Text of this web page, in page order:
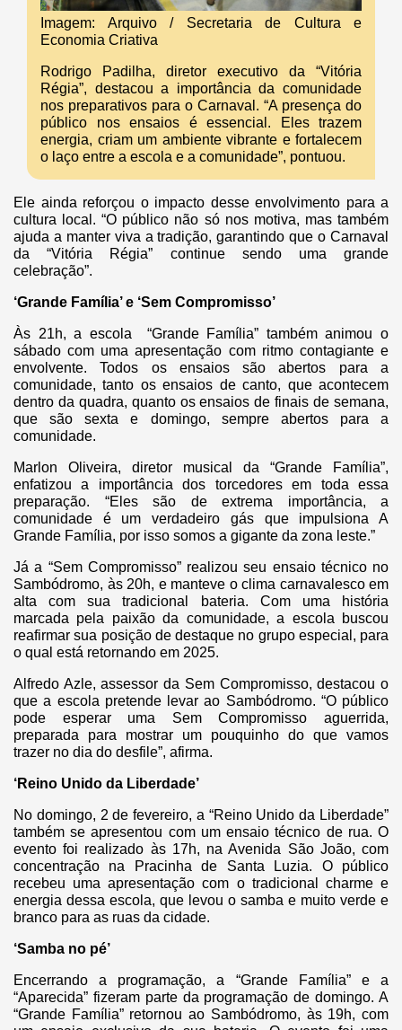
Imagem: Arquivo / Secretaria de Cultura e
Economia Criativa
Rodrigo Padilha, diretor executivo da “Vitória
Régia”, destacou a importância da comunidade
nos preparativos para o Carnaval. “A presença do
público nos ensaios é essencial. Eles trazem
energia, criam um ambiente vibrante e fortalecem
o laço entre a escola e a comunidade”, pontuou.
Ele ainda reforçou o impacto desse envolvimento para a
cultura local. “O público não só nos motiva, mas também
ajuda a manter viva a tradição, garantindo que o Carnaval
da “Vitória Régia” continue sendo uma grande
celebração”.
‘Grande Família’ e ‘Sem Compromisso’
Às 21h, a escola “Grande Família” também animou o
sábado com uma apresentação com ritmo contagiante e
envolvente. Todos os ensaios são abertos para a
comunidade, tanto os ensaios de canto, que acontecem
dentro da quadra, quanto os ensaios de finais de semana,
que são sexta e domingo, sempre abertos para a
comunidade.
Marlon Oliveira, diretor musical da “Grande Família”,
enfatizou a importância dos torcedores em toda essa
preparação. “Eles são de extrema importância, a
comunidade é um verdadeiro gás que impulsiona A
Grande Família, por isso somos a gigante da zona leste.”
Já a “Sem Compromisso” realizou seu ensaio técnico no
Sambódromo, às 20h, e manteve o clima carnavalesco em
alta com sua tradicional bateria. Com uma história
marcada pela paixão da comunidade, a escola buscou
reafirmar sua posição de destaque no grupo especial, para
o qual está retornando em 2025.
Alfredo Azle, assessor da Sem Compromisso, destacou o
que a escola pretende levar ao Sambódromo. “O público
pode esperar uma Sem Compromisso aguerrida,
preparada para mostrar um pouquinho do que vamos
trazer no dia do desfile”, afirma.
‘Reino Unido da Liberdade’
No domingo, 2 de fevereiro, a “Reino Unido da Liberdade”
também se apresentou com um ensaio técnico de rua. O
evento foi realizado às 17h, na Avenida São João, com
concentração na Pracinha de Santa Luzia. O público
recebeu uma apresentação com o tradicional charme e
energia dessa escola, que levou o samba e muito verde e
branco para as ruas da cidade.
‘Samba no pé’
Encerrando a programação, a “Grande Família” e a
“Aparecida” fizeram parte da programação de domingo. A
“Grande Família” retornou ao Sambódromo, às 19h, com